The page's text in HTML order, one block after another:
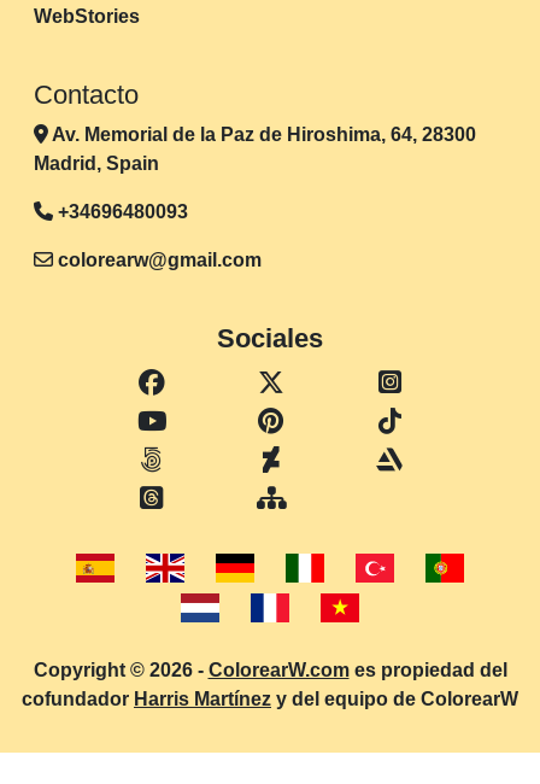
WebStories
Contacto
Av. Memorial de la Paz de Hiroshima, 64, 28300
Madrid, Spain
+34696480093
colorearw@gmail.com
Sociales
Copyright © 2026 - ColorearW.comes propiedad del
cofundador Harris Martínez y del equipo de ColorearW